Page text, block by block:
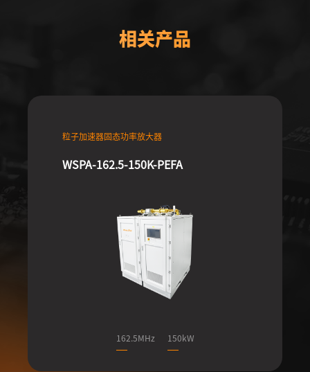
相关产品
粒子加速器固态功率放大器
WSPA-162.5-150K-PEFA
162.5MHz 150kW